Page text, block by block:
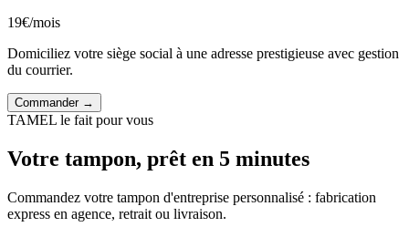
19€/mois
Domiciliez votre siège social à une adresse prestigieuse avec gestion
du courrier.
Commander →
TAMEL le fait pour vous
Votre tampon, prêt en 5 minutes
Commandez votre tampon d'entreprise personnalisé : fabrication
express en agence, retrait ou livraison.